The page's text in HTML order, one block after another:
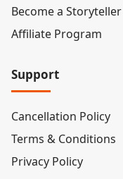
Become a Storyteller
Affiliate Program
Support
Cancellation Policy
Terms & Conditions
Privacy Policy